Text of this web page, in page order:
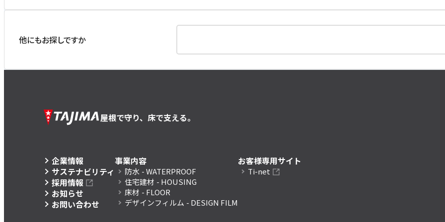
他にもお探しですか
屋根で守り、床で支える。
企業情報
サステナビリティ
採用情報
お知らせ
お問い合わせ
事業内容
防水 - WATERPROOF
住宅建材 - HOUSING
床材 - FLOOR
デザインフィルム - DESIGN FILM
お客様専用サイト
Ti-net